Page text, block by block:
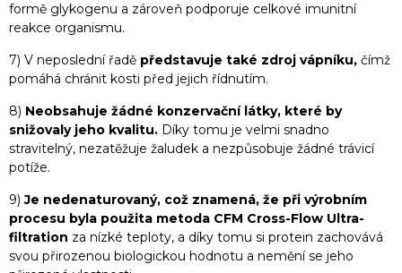
formě glykogenu a zároveň podporuje celkové imunitní
reakce organismu.
7) V neposlední řadě představuje také zdroj vápníku, čímž
pomáhá chránit kosti před jejich řídnutím.
8) Neobsahuje žádné konzervační látky, které by
snižovaly jeho kvalitu. Díky tomu je velmi snadno
stravitelný, nezatěžuje žaludek a nezpůsobuje žádné trávicí
potíže.
9)Je nedenaturovaný, což znamená, že při výrobním
procesu byla použita metoda CFM Cross-Flow Ultra-
filtration za nízké teploty, a díky tomu si protein zachovává
svou přirozenou biologickou hodnotu a nemění se jeho